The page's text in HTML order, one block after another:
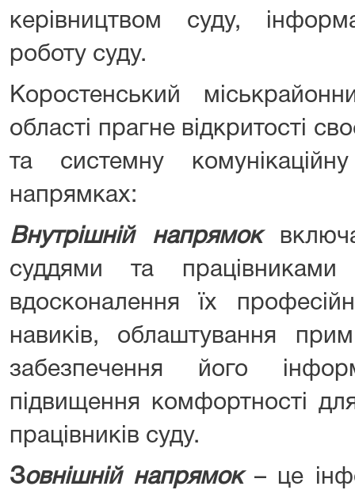
керівництвом суду,
роботу суду.
Коростенський
області прагне відкритості
та системну
напрямках:
Внутрішній напрямок
суддями та
вдосконалення їх
навиків, облаштування
забезпечення його
підвищення комфортності
працівників суду.
Зовнішній напрямок – це